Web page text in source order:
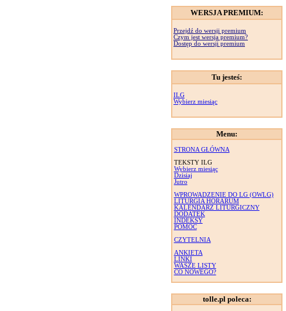
WERSJA PREMIUM:
Przejdź do wersji premium
Czym jest wersja premium?
Dostęp do wersji premium
Tu jesteś:
ILG
Wybierz miesiąc
Menu:
STRONA GŁÓWNA
TEKSTY ILG
Wybierz miesiąc
Dzisiaj
Jutro
WPROWADZENIE DO LG (OWLG)
LITURGIA HORARUM
KALENDARZ LITURGICZNY
DODATEK
INDEKSY
POMOC
CZYTELNIA
ANKIETA
LINKI
WASZE LISTY
CO NOWEGO?
tolle.pl poleca: